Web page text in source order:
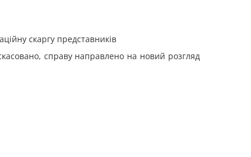
скаргу представників
справу направлено на новий розгляд